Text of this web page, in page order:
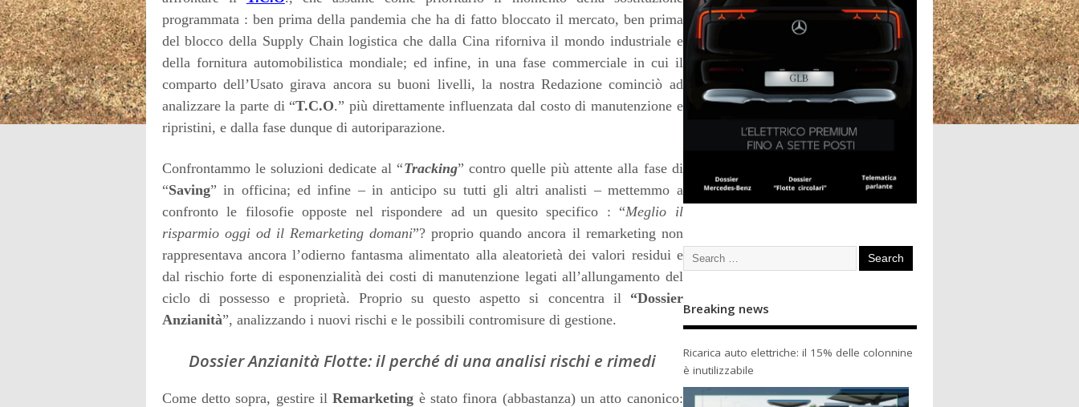
programmata : ben prima della pandemia che ha di fatto bloccato il mercato, ben prima
del blocco della Supply Chain logistica che dalla Cina riforniva il mondo industriale e
della fornitura automobilistica mondiale; ed infine, in una fase commerciale in cui il
comparto dell’Usato girava ancora su buoni livelli, la nostra Redazione cominciò ad
analizzare la parte di “T.C.O.” più direttamente influenzata dal costo di manutenzione e
ripristini, e dalla fase dunque di autoriparazione.
Confrontammo le soluzioni dedicate al “Tracking” contro quelle più attente alla fase di
“Saving” in officina; ed infine – in anticipo su tutti gli altri analisti – mettemmo a
confronto le filosofie opposte nel rispondere ad un quesito specifico : “Meglio il
risparmio oggi od il Remarketing domani”? proprio quando ancora il remarketing non
rappresentava ancora l’odierno fantasma alimentato alla aleatorietà dei valori residui e
dal rischio forte di esponenzialità dei costi di manutenzione legati all’allungamento del
ciclo di possesso e proprietà. Proprio su questo aspetto si concentra il “Dossier
Anzianità”, analizzando i nuovi rischi e le possibili contromisure di gestione.
Dossier Anzianità Flotte: il perché di una analisi rischi e rimedi
Come detto sopra, gestire ilRemarketing è stato finora (abbastanza) un atto canonico:
Breaking news
Ricarica auto elettriche: il 15% delle colonnine
è inutilizzabile